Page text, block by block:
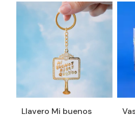
Llavero Mi buenos